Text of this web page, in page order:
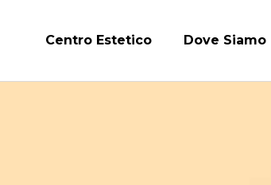
Centro Estetico Dove Siamo